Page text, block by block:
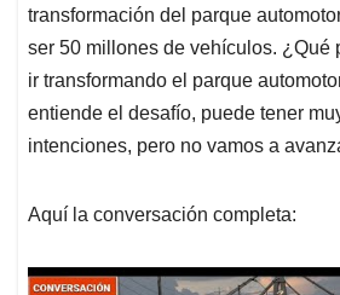
transformación del parque
ser 50 millones de vehículos. ¿Qué
ir transformando el parque
entiende el desafío, puede tener
intenciones, pero no vamos a
Aquí la conversación completa: